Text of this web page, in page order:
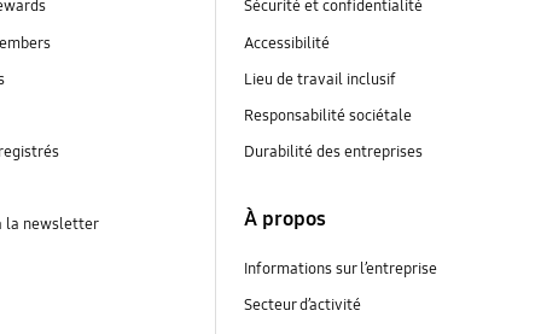
la newsletter
Sécurité et confidentialité
Accessibilité
Lieu de travail inclusif
Responsabilité sociétale
Durabilité des entreprises
À propos
Informations sur l’entreprise
Secteur d’activité